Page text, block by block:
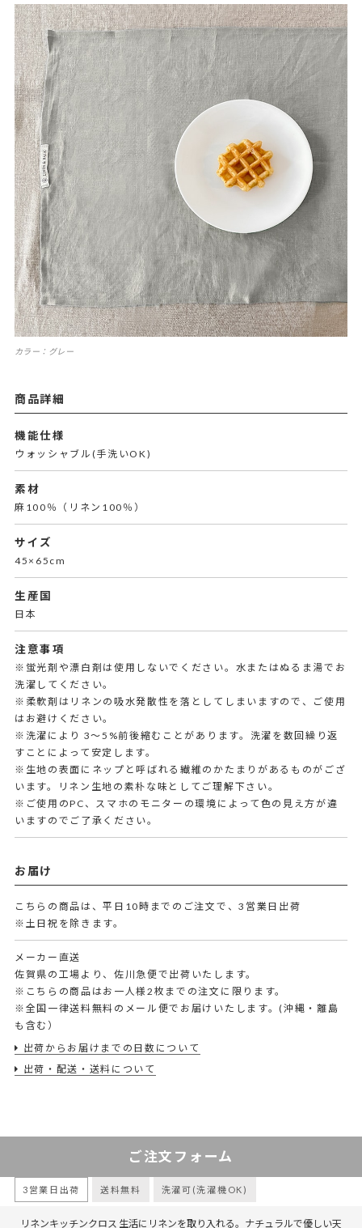
カラー：グレー
商品詳細
機能仕様
ウォッシャブル(手洗いOK)
素材
麻100％（リネン100％）
サイズ
45×65cm
生産国
日本
注意事項
※蛍光剤や漂白剤は使用しないでください。水またはぬるま湯でお
洗濯してください。
※柔軟剤はリネンの吸水発散性を落としてしまいますので、ご使用
はお避けください。
※洗濯により 3～5%前後縮むことがあります。洗濯を数回繰り返
すことによって安定します。
※生地の表面にネップと呼ばれる繊維のかたまりがあるものがござ
います。リネン生地の素朴な味としてご理解下さい。
※ご使用のPC、スマホのモニターの環境によって色の見え方が違
いますのでご了承ください。
お届け
こちらの商品は、平日10時までのご注文で、3営業日出荷
※土日祝を除きます。
メーカー直送
佐賀県の工場より、佐川急便で出荷いたします。
※こちらの商品はお一人様2枚までの注文に限ります。
※全国一律送料無料のメール便でお届けいたします。(沖縄・離島
も含む）
出荷からお届けまでの日数について
出荷・配送・送料について
ご注文フォーム
3営業日出荷 送料無料 洗濯可(洗濯機OK)
リネンキッチンクロス 生活にリネンを取り入れる。ナチュラルで優しい天